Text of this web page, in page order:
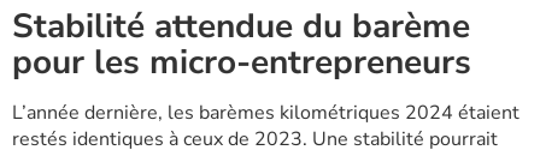
Stabilité attendue du barème
pour les micro-entrepreneurs
L’année dernière, les barèmes kilométriques 2024 étaient
restés identiques à ceux de 2023. Une stabilité pourrait